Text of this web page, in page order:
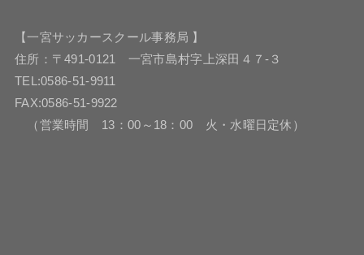
【一宮サッカースクール事務局 】
住所：〒491-0121 一宮市島村字上深田４７-３
TEL:0586-51-9911
FAX:0586-51-9922
（営業時間 13：00～18：00 火・水曜日定休）